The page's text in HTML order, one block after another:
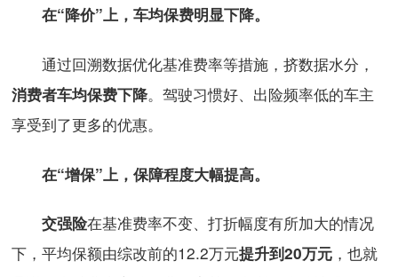
在“降价”上，车均保费明显下降。
通过回溯数据优化基准费率等措施，挤数据水分，
消费者车均保费下降。驾驶习惯好、出险频率低的车主
享受到了更多的优惠。
在“增保”上，保障程度大幅提高。
交强险在基准费率不变、打折幅度有所加大的情况
下，平均保额由综改前的12.2万元提升到20万元，也就